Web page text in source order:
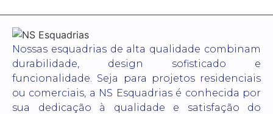
Nossas esquadrias de alta qualidade combinam
durabilidade, design sofisticado e
funcionalidade. Seja para projetos residenciais
ou comerciais, a NS Esquadrias é conhecida por
sua dedicação à qualidade e satisfação do